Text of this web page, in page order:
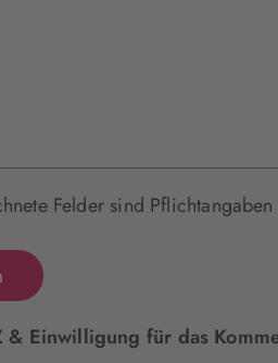
& Einwilligung für das